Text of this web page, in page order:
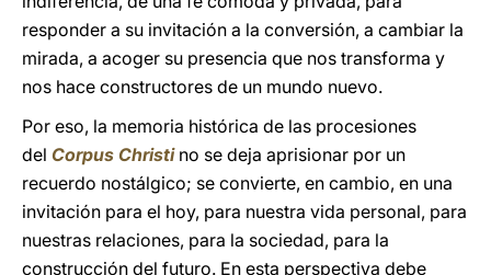
responder a su invitación a la conversión, a cambiar la
mirada, a acoger su presencia que nos transforma y
nos hace constructores de un mundo nuevo.
Por eso, la memoria histórica de las procesiones
del Corpus Christi no se deja aprisionar por un
recuerdo nostálgico; se convierte, en cambio, en una
invitación para el hoy, para nuestra vida personal, para
nuestras relaciones, para la sociedad, para la
construcción del futuro. En esta perspectiva debe